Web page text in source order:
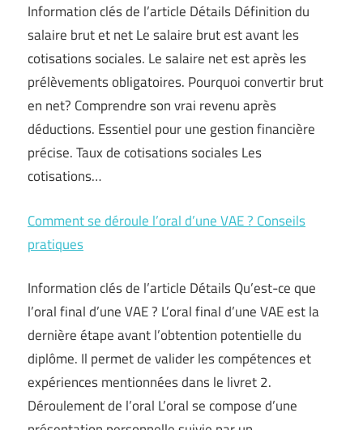
Information clés de l’article Détails Définition du
salaire brut et net Le salaire brut est avant les
cotisations sociales. Le salaire net est après les
prélèvements obligatoires. Pourquoi convertir brut
en net? Comprendre son vrai revenu après
déductions. Essentiel pour une gestion financière
précise. Taux de cotisations sociales Les
cotisations…
Comment se déroule l’oral d’une VAE ? Conseils
pratiques
Information clés de l’article Détails Qu’est-ce que
l’oral final d’une VAE ? L’oral final d’une VAE est la
dernière étape avant l’obtention potentielle du
diplôme. Il permet de valider les compétences et
expériences mentionnées dans le livret 2.
Déroulement de l’oral L’oral se compose d’une